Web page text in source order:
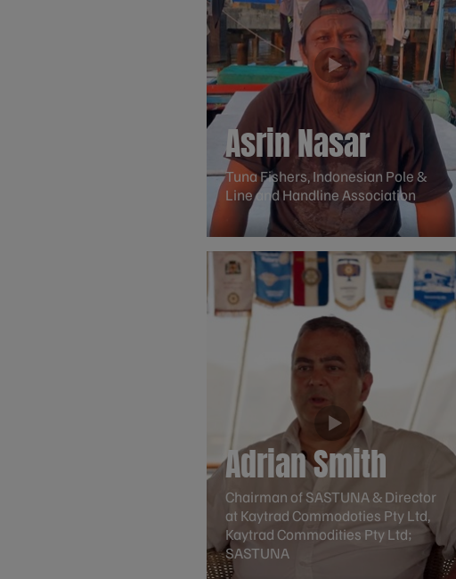
Asrin Nasar
Tuna Fishers, Indonesian Pole &
Line and Handline Association
Adrian Smith
Chairman of SASTUNA & Director
at Kaytrad Commodoties Pty Ltd,
Kaytrad Commodities Pty Ltd;
SASTUNA